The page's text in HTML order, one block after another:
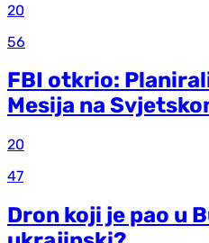
20
56
FBI otkrio:
Mesija na
20
47
Dron koji je pao u